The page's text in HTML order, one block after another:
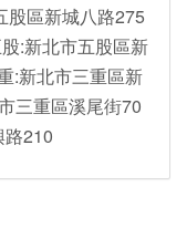
股區新城八路275
:新北市五股區新
:新北市三重區新
三重區溪尾街70
210